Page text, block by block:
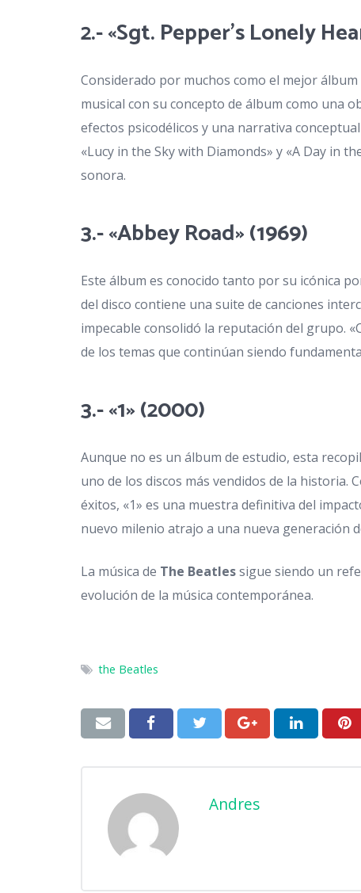
2.- «Sgt. Pepper’s Lonely
Considerado por muchos como el mejor
musical con su concepto de álbum como una
efectos psicodélicos y una narrativa
«Lucy in the Sky with Diamonds» y «A Day in
sonora.
3.- «Abbey Road» (1969)
Este álbum es conocido tanto por su icónica
del disco contiene una suite de canciones
impecable consolidó la reputación del grupo.
de los temas que continúan siendo
3.- «1» (2000)
Aunque no es un álbum de estudio, esta
uno de los discos más vendidos de la historia.
éxitos, «1» es una muestra definitiva del
nuevo milenio atrajo a una nueva generación
La música de The Beatlessigue siendo un
evolución de la música contemporánea.
the Beatles
Andres